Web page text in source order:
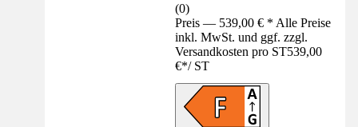
(0)
Preis — 539,00 € * Alle Preise
inkl. MwSt. und ggf. zzgl.
Versandkosten pro ST539,00
€*/ ST